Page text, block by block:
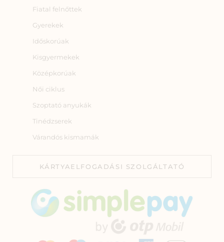
Fiatal felnőttek
Gyerekek
Időskorúak
Kisgyermekek
Középkorúak
Női ciklus
Szoptató anyukák
Tinédzserek
Várandós kismamák
KÁRTYAELFOGADÁSI SZOLGÁLTATÓ